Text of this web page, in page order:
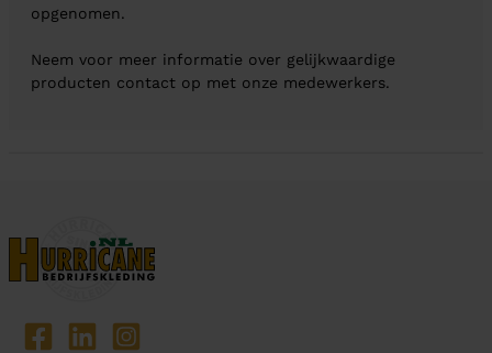
opgenomen.
Neem voor meer informatie over gelijkwaardige
producten contact op met onze medewerkers.